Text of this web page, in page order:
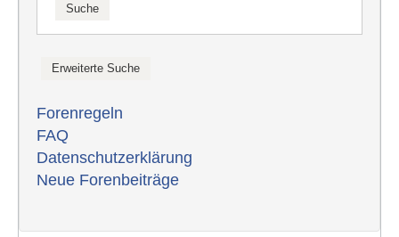
Forenregeln
FAQ
Datenschutzerklärung
Neue Forenbeiträge